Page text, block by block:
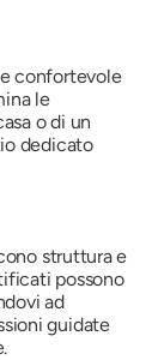
confortevole
le
o di un
dedicato
struttura e
possono
ad
guidate